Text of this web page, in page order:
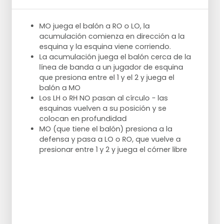
Estirar
Terneros
Isquiotibiales
Armas
MO juega el balón a RO o LO, la
acumulación comienza en dirección a la
esquina y la esquina viene corriendo.
La acumulación juega el balón cerca de la
línea de banda a un jugador de esquina
que presiona entre el 1 y el 2 y juega el
balón a MO
Los LH o RH NO pasan al círculo - las
esquinas vuelven a su posición y se
colocan en profundidad
MO (que tiene el balón) presiona a la
defensa y pasa a LO o RO, que vuelve a
presionar entre 1 y 2 y juega el córner libre